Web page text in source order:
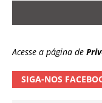
Acesse a página de
SIGA-NOS